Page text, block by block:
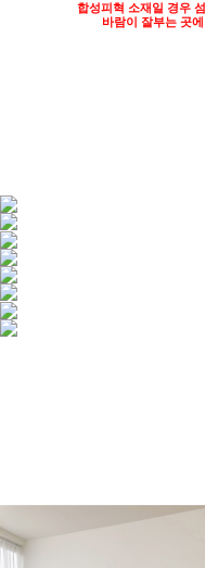
합성피혁 소재일 경우
바람이 잘부는 곳